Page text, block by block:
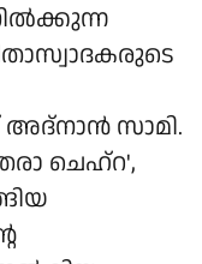
സാമി.
ചെഹ്റ',